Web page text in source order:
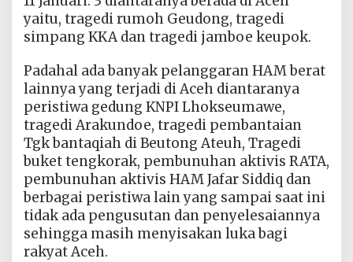
yaitu, tragedi rumoh Geudong, tragedi
simpang KKA dan tragedi jamboe keupok.
Padahal ada banyak pelanggaran HAM berat
lainnya yang terjadi di Aceh diantaranya
peristiwa gedung KNPI Lhokseumawe,
tragedi Arakundoe, tragedi pembantaian
Tgk bantaqiah di Beutong Ateuh, Tragedi
buket tengkorak, pembunuhan aktivis RATA,
pembunuhan aktivis HAM Jafar Siddiq dan
berbagai peristiwa lain yang sampai saat ini
tidak ada pengusutan dan penyelesaiannya
sehingga masih menyisakan luka bagi
rakyat Aceh.